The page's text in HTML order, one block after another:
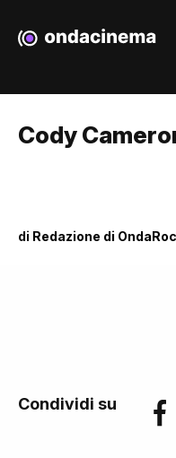
Cody
di Redazione di
Condividi su